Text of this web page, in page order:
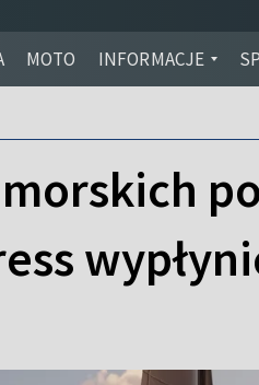
MOTO INFORMACJE